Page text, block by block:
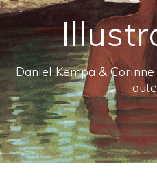
Daniel Kempa &